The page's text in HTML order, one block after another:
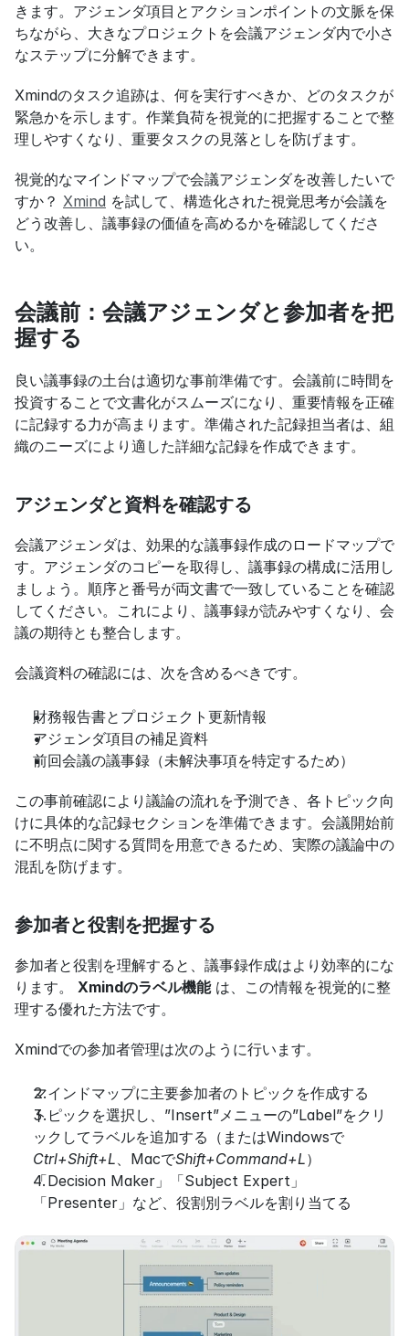
きます。アジェンダ項目とアクションポイントの文脈を保
ちながら、大きなプロジェクトを会議アジェンダ内で小さ
なステップに分解できます。
Xmindのタスク追跡は、何を実行すべきか、どのタスクが
緊急かを示します。作業負荷を視覚的に把握することで整
理しやすくなり、重要タスクの見落としを防げます。
視覚的なマインドマップで会議アジェンダを改善したいで
すか？ Xmind を試して、構造化された視覚思考が会議を
どう改善し、議事録の価値を高めるかを確認してくださ
い。
会議前：会議アジェンダと参加者を把
握する
良い議事録の土台は適切な事前準備です。会議前に時間を
投資することで文書化がスムーズになり、重要情報を正確
に記録する力が高まります。準備された記録担当者は、組
織のニーズにより適した詳細な記録を作成できます。
アジェンダと資料を確認する
会議アジェンダは、効果的な議事録作成のロードマップで
す。アジェンダのコピーを取得し、議事録の構成に活用し
ましょう。順序と番号が両文書で一致していることを確認
してください。これにより、議事録が読みやすくなり、会
議の期待とも整合します。
会議資料の確認には、次を含めるべきです。
財務報告書とプロジェクト更新情報
アジェンダ項目の補足資料
前回会議の議事録（未解決事項を特定するため）
この事前確認により議論の流れを予測でき、各トピック向
けに具体的な記録セクションを準備できます。会議開始前
に不明点に関する質問を用意できるため、実際の議論中の
混乱を防げます。
参加者と役割を把握する
参加者と役割を理解すると、議事録作成はより効率的にな
ります。 Xmindのラベル機能 は、この情報を視覚的に整
理する優れた方法です。
Xmindでの参加者管理は次のように行います。
マインドマップに主要参加者のトピックを作成する
トピックを選択し、”Insert”メニューの”Label”をクリ
ックしてラベルを追加する（またはWindowsで
Ctrl+Shift+L 、MacでShift+Command+L）
「Decision Maker」「Subject Expert」
「Presenter」など、役割別ラベルを割り当てる